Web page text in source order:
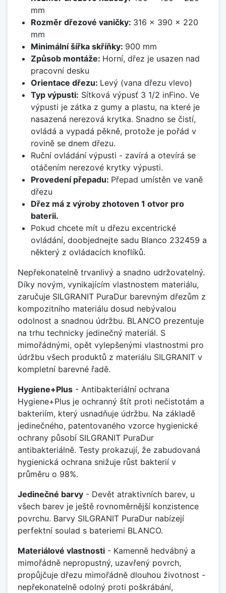
mm
Rozměr dřezové vaničky: 316 x 390 x 220
mm
Minimální šířka skříňky: 900 mm
Způsob montáže: Horní, dřez je usazen nad
pracovní desku
Orientace dřezu: Levý (vana dřezu vlevo)
Typ výpusti: Sítková výpusť 3 1/2 inFino. Ve
výpusti je zátka z gumy a plastu, na které je
nasazená nerezová krytka. Snadno se čistí,
ovládá a vypadá pěkně, protože je pořád v
rovině se dnem dřezu.
Ruční ovládání výpusti - zavírá a otevírá se
otáčením nerezové krytky výpusti.
Provedení přepadu: Přepad umístěn ve vaně
dřezu
Dřez má z výroby zhotoven 1 otvor pro
baterii.
Pokud chcete mít u dřezu excentrické
ovládání, doobjednejte sadu Blanco 232459 a
některý z ovládacích knoflíků.
Nepřekonatelně trvanlivý a snadno udržovatelný.
Díky novým, vynikajícím vlastnostem materiálu,
zaručuje SILGRANIT PuraDur barevným dřezům z
kompozitního materiálu dosud nebývalou
odolnost a snadnou údržbu. BLANCO prezentuje
na trhu technicky jedinečný materiál. S
mimořádnými, opět vylepšenými vlastnostmi pro
údržbu všech produktů z materiálu SILGRANIT v
kompletní barevné řadě.
Hygiene+Plus - Antibakteriální ochrana
Hygiene+Plus je ochranný štít proti nečistotám a
bakteriím, který usnadňuje údržbu. Na základě
jedinečného, patentovaného vzorce hygienické
ochrany působí SILGRANIT PuraDur
antibakteriálně. Testy prokazují, že zabudovaná
hygienická ochrana snižuje růst bakterií v
průměru o 98%.
Jedinečné barvy - Devět atraktivních barev, u
všech barev je ještě rovnoměrnější konzistence
povrchu. Barvy SILGRANIT PuraDur nabízejí
perfektní soulad s bateriemi BLANCO.
Materiálové vlastnosti - Kamenně hedvábný a
mimořádně nepropustný, uzavřený povrch,
propůjčuje dřezu mimořádně dlouhou životnost -
nepřekonatelně odolný proti poškrábání,